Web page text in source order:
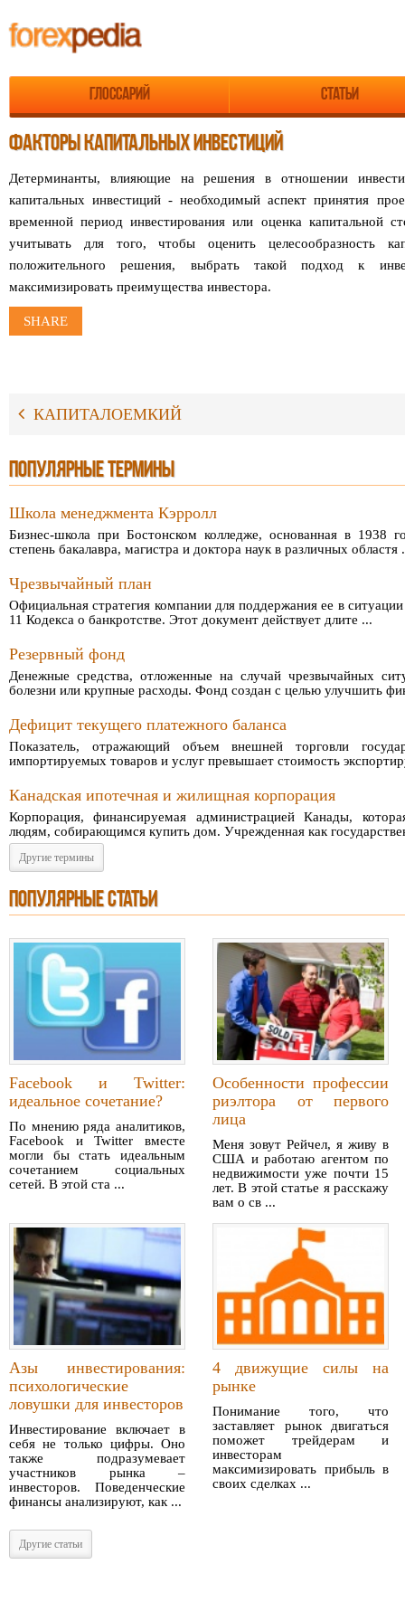
Глоссарий Статьи
ФАКТОРЫ КАПИТАЛЬНЫХ ИНВЕСТИЦИЙ
Детерминанты, влияющие на решения в отношении
капитальных инвестиций - необходимый аспект принятия
временной период инвестирования или оценка капитальной
учитывать для того, чтобы оценить целесообразность
положительного решения, выбрать такой подход к
максимизировать преимущества инвестора.
SHARE
КАПИТАЛОЕМКИЙ
ПОПУЛЯРНЫЕ ТЕРМИНЫ
Школа менеджмента Кэрролл
Бизнес-школа при Бостонском колледже, основанная в 1938
степень бакалавра, магистра и доктора наук в различных областя
Чрезвычайный план
Официальная стратегия компании для поддержания ее в ситуации
11 Кодекса о банкротстве. Этот документ действует длите ...
Резервный фонд
Денежные средства, отложенные на случай чрезвычайных
болезни или крупные расходы. Фонд создан с целью улучшить
Дефицит текущего платежного баланса
Показатель, отражающий объем внешней торговли
импортируемых товаров и услуг превышает стоимость
Канадская ипотечная и жилищная корпорация
Корпорация, финансируемая администрацией Канады,
людям, собирающимся купить дом. Учрежденная как
Другие термины
ПОПУЛЯРНЫЕ СТАТЬИ
Facebook и Twitter:
идеальное сочетание?
По мнению ряда аналитиков,
Facebook и Twitter вместе
могли бы стать идеальным
сочетанием социальных
сетей. В этой ста ...
Особенности профессии
риэлтора от первого
лица
Меня зовут Рейчел, я живу в
США и работаю агентом по
недвижимости уже почти 15
лет. В этой статье я расскажу
вам о св ...
Азы инвестирования:
психологические
ловушки для инвесторов
Инвестирование включает в
себя не только цифры. Оно
также подразумевает
участников рынка –
инвесторов. Поведенческие
финансы анализируют, как ...
4 движущие силы на
рынке
Понимание того, что
заставляет рынок двигаться
поможет трейдерам и
инвесторам
максимизировать прибыль в
своих сделках ...
Другие статьи